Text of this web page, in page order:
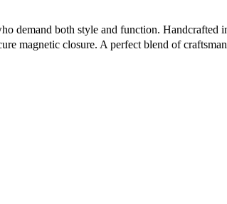
demand both style and function.
magnetic closure. A perfect blend of